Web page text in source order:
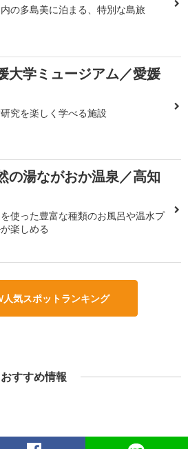
の多島美に泊まる、特別な島旅
大学ミュージアム／愛媛
究を楽しく学べる施設
の湯ながおか温泉／高知
使った豊富な種類のお風呂や温水プ
楽しめる
人気スポットランキング
おすすめ情報